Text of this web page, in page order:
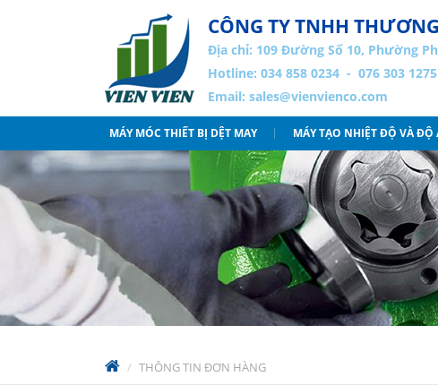
CÔNG TY TNHH
Địa chỉ: 109 Đường Số 10, Phường
Hotline: 034 858 0234 - 076 303 1275
Email: sales@vienvienco.com
MÁY MÓC THIẾT BỊ DỆT MAY MÁY TẠO NHIỆT ĐỘ VÀ ĐỘ
THÔNG TIN ĐƠN HÀNG